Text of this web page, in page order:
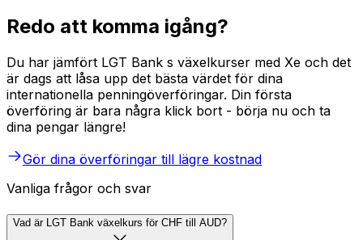
Redo att komma igång?
Du har jämfört LGT Bank s växelkurser med Xe och det
är dags att låsa upp det bästa värdet för dina
internationella penningöverföringar. Din första
överföring är bara några klick bort - börja nu och ta
dina pengar längre!
Gör dina överföringar till lägre kostnad
Vanliga frågor och svar
Vad är LGT Bank växelkurs för CHF till AUD?